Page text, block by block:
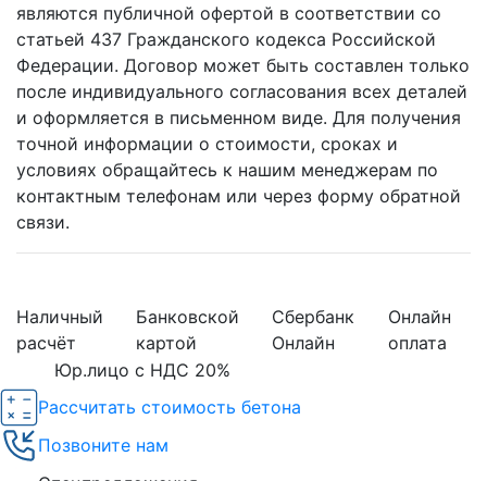
являются публичной офертой в соответствии со
статьей 437 Гражданского кодекса Российской
Федерации. Договор может быть составлен только
после индивидуального согласования всех деталей
и оформляется в письменном виде. Для получения
точной информации о стоимости, сроках и
условиях обращайтесь к нашим менеджерам по
контактным телефонам или через форму обратной
связи.
Наличный
расчёт
Банковской
картой
Сбербанк
Онлайн
Онлайн
оплата
Юр.лицо с НДС 20%
Рассчитать стоимость бетона
Позвоните нам